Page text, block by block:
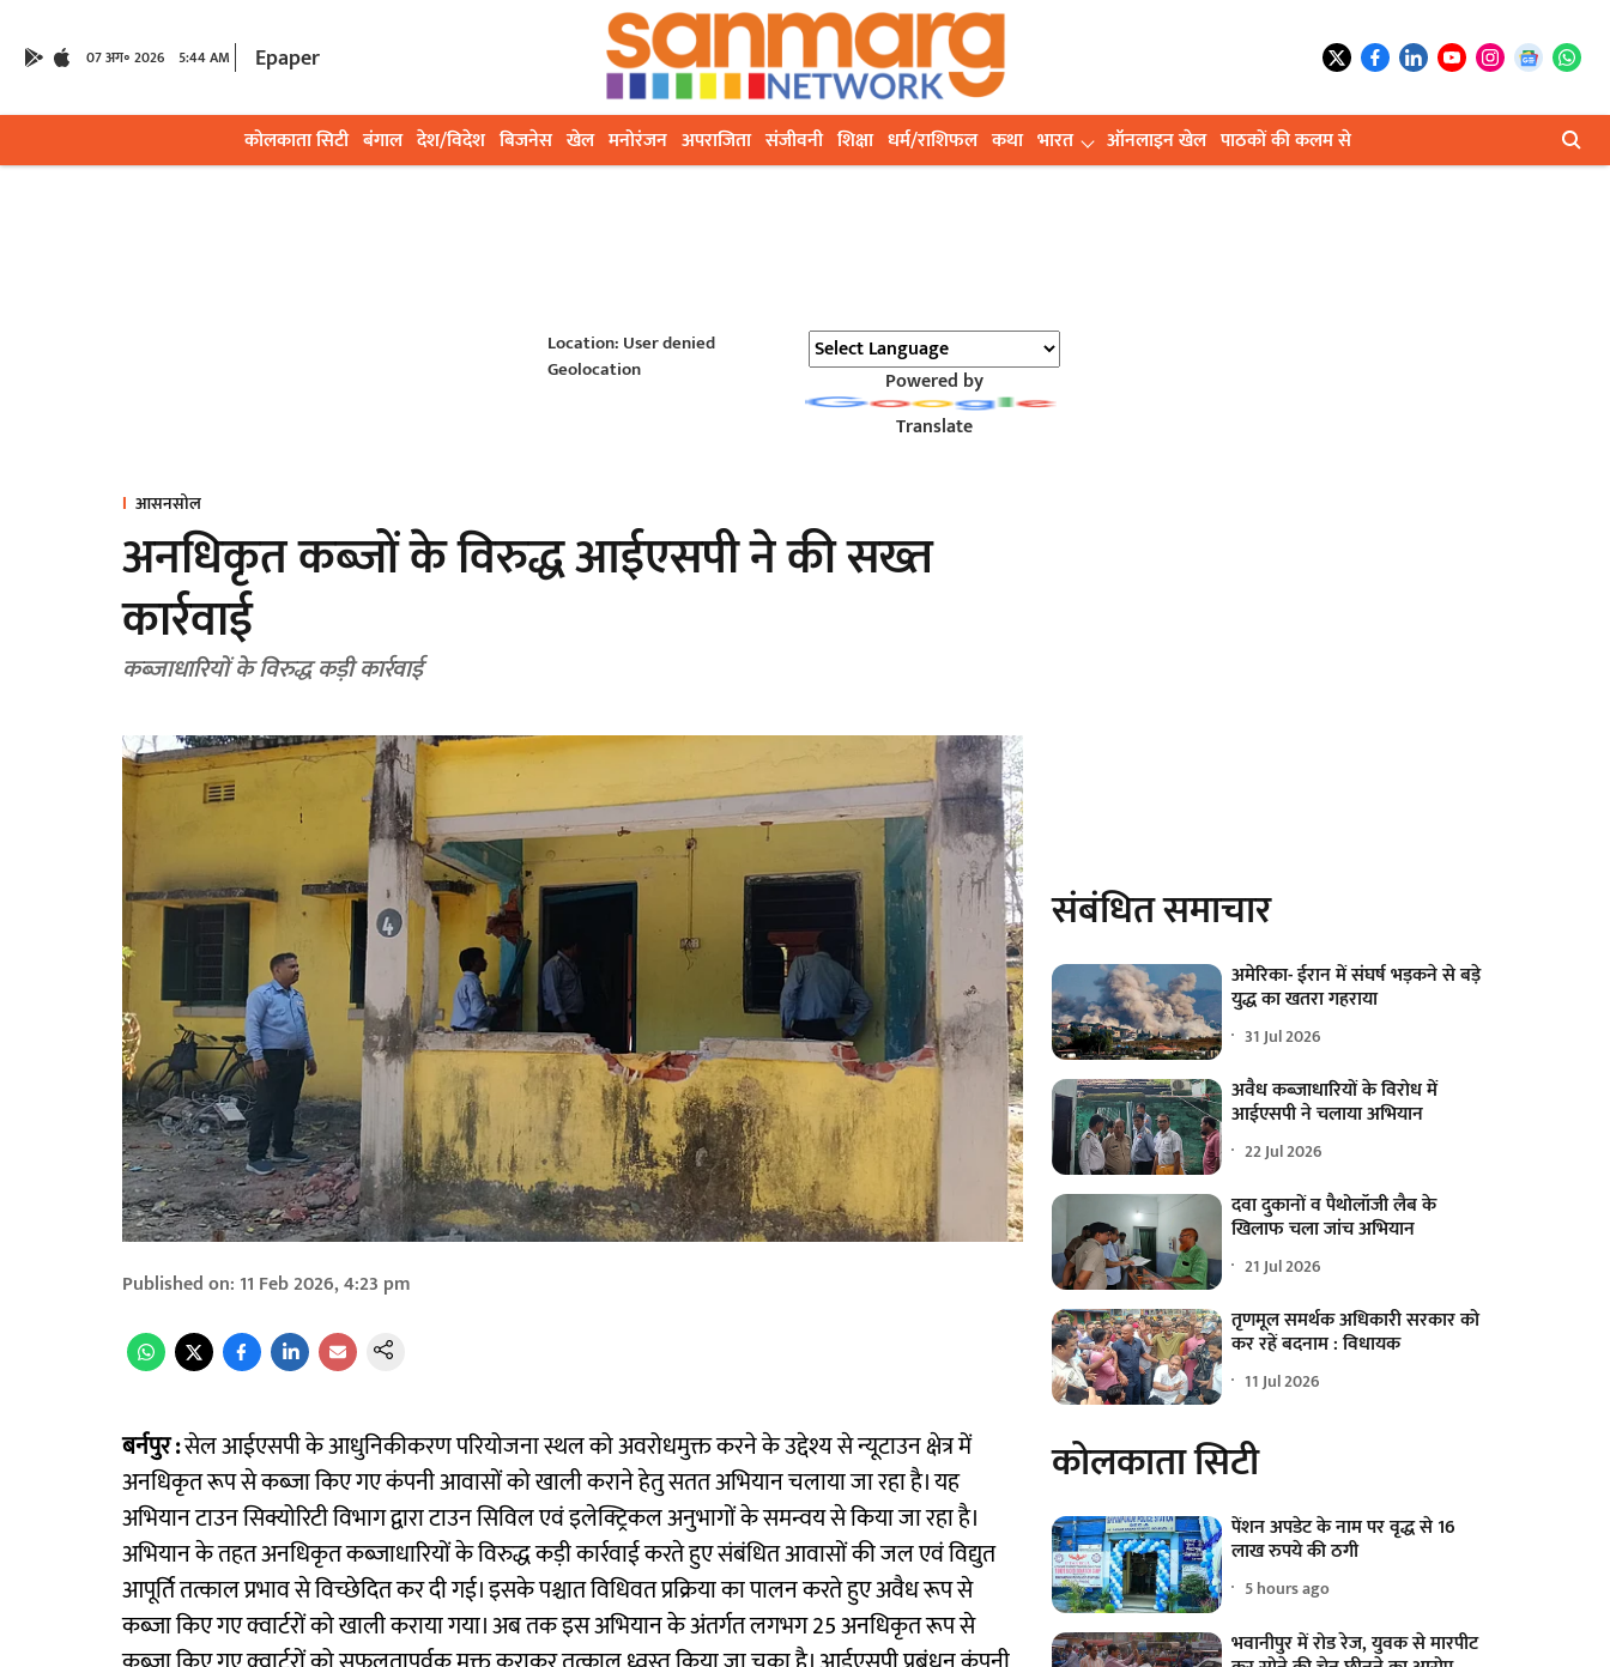
07 अग॰ 2026 5:44 AM Epaper
कोलकाता सिटी बंगाल देश/विदेश बिजनेस खेल मनोरंजन अपराजिता संजीवनी शिक्षा धर्म/राशिफल कथा भारत ऑनलाइन खेल पाठकों की कलम से
Location: User denied
Geolocation
Powered by
Translate
आसनसोल
अनधिकृत कब्जों के विरुद्ध आईएसपी ने की सख्त
कार्रवाई
कब्जाधारियों के विरुद्ध कड़ी कार्रवाई
Published on: 11 Feb 2026, 4:23 pm
बर्नपुर :सेल आईएसपी के आधुनिकीकरण परियोजना स्थल को अवरोधमुक्त करने के उद्देश्य से न्यूटाउन क्षेत्र में
अनधिकृत रूप से कब्जा किए गए कंपनी आवासों को खाली कराने हेतु सतत अभियान चलाया जा रहा है। यह
अभियान टाउन सिक्योरिटी विभाग द्वारा टाउन सिविल एवं इलेक्ट्रिकल अनुभागों के समन्वय से किया जा रहा है।
अभियान के तहत अनधिकृत कब्जाधारियों के विरुद्ध कड़ी कार्रवाई करते हुए संबंधित आवासों की जल एवं विद्युत
आपूर्ति तत्काल प्रभाव से विच्छेदित कर दी गई। इसके पश्चात विधिवत प्रक्रिया का पालन करते हुए अवैध रूप से
कब्जा किए गए क्वार्टरों को खाली कराया गया। अब तक इस अभियान के अंतर्गत लगभग 25 अनधिकृत रूप से
संबंधित समाचार
अमेरिका- ईरान में संघर्ष भड़कने से बड़े
युद्ध का खतरा गहराया
31 Jul 2026
अवैध कब्जाधारियों के विरोध में
आईएसपी ने चलाया अभियान
22 Jul 2026
दवा दुकानों व पैथोलॉजी लैब के
खिलाफ चला जांच अभियान
21 Jul 2026
तृणमूल समर्थक अधिकारी सरकार को
कर रहें बदनाम : विधायक
11 Jul 2026
कोलकाता सिटी
पेंशन अपडेट के नाम पर वृद्ध से 16
लाख रुपये की ठगी
5 hours ago
भवानीपुर में रोड रेज, युवक से मारपीट